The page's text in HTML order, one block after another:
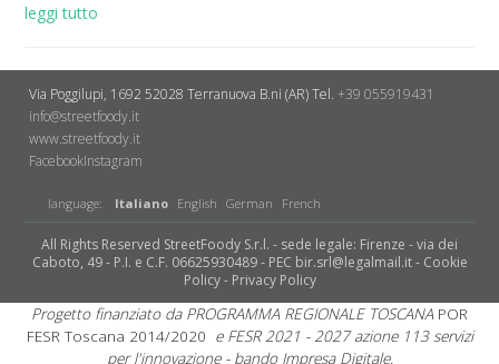
leggi tutto
Via Poggilupi, 1692 52028 Terranuova B.ni (AR)Tel. +39 055919431
info@streetfoody.it
www.streetfoody.it
Facebook​Instagram
language: Italiano English German French
All Rights Reserved StreetFoody S.r.l. - sede legale: Firenze - via dei
Caboto, 49 - P.I. e C.F. 06625930489 - PEC bir.srl@legalmail.it - Cookie
Policy- Privacy Policy
Progetto finanziato da PROGRAMMA REGIONALE TOSCANA POR
FESR Toscana 2014/2020 e FESR 2021 - 2027 azione 113 servizi
per l'innovazione - bando Impresa Digitale.